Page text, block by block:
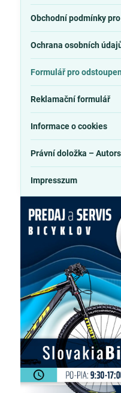
Obchodní podmínky
Ochrana osobních
Formulář pro
Reklamační formulář
Informace o cookies
Právní doložka –
Impresszum